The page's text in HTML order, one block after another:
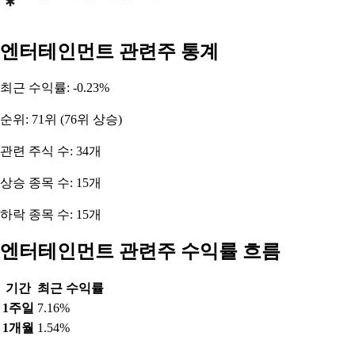
엔터테인먼트 관련주 통계
최근 수익률: -0.23%
순위: 71위 (76위 상승)
관련 주식 수: 34개
상승 종목 수: 15개
하락 종목 수: 15개
엔터테인먼트 관련주 수익률 흐름
기간 최근 수익률
1주일 7.16%
1개월 1.54%